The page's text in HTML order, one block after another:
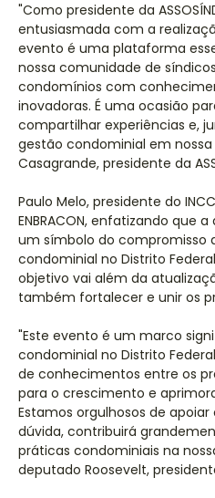
"Como presidente da
entusiasmada com a
evento é uma plataforma
nossa comunidade de
condomínios com
inovadoras. É uma ocasião
compartilhar experiências e,
gestão condominial em nossa
Casagrande, presidente da
Paulo Melo, presidente do
ENBRACON, enfatizando que
um símbolo do compromisso
condominial no Distrito
objetivo vai além da
também fortalecer e unir os
"Este evento é um marco
condominial no Distrito
de conhecimentos entre os
para o crescimento e
Estamos orgulhosos de apoiar
dúvida, contribuirá
práticas condominiais na
deputado Roosevelt,